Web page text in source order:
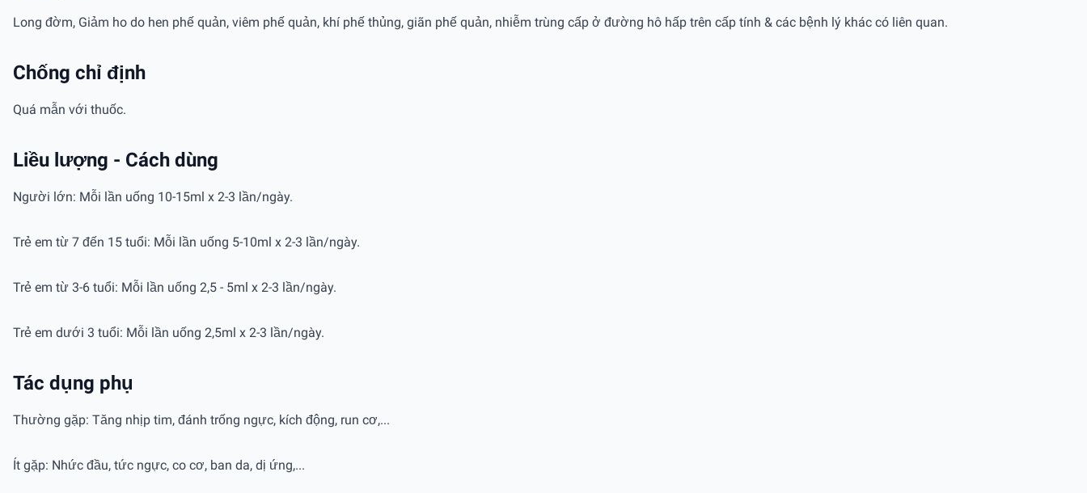
Long đờm, Giảm ho do hen phế quản, viêm phế quản, khí phế thủng, giãn phế quản, nhiễm trùng cấp ở đường hô hấp trên cấp tính & các bệnh lý khác có liên quan.
Chống chỉ định
Quá mẫn với thuốc.
Liều lượng - Cách dùng
Người lớn: Mỗi lần uống 10-15ml x 2-3 lần/ngày.
Trẻ em từ 7 đến 15 tuổi: Mỗi lần uống 5-10ml x 2-3 lần/ngày.
Trẻ em từ 3-6 tuổi: Mỗi lần uống 2,5 - 5ml x 2-3 lần/ngày.
Trẻ em dưới 3 tuổi: Mỗi lần uống 2,5ml x 2-3 lần/ngày.
Tác dụng phụ
Thường gặp: Tăng nhịp tim, đánh trống ngực, kích động, run cơ,...
Ít gặp: Nhức đầu, tức ngực, co cơ, ban da, dị ứng,...